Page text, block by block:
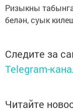
Ризыкны
белән, суык
Следите за
Telegram-
Читайте